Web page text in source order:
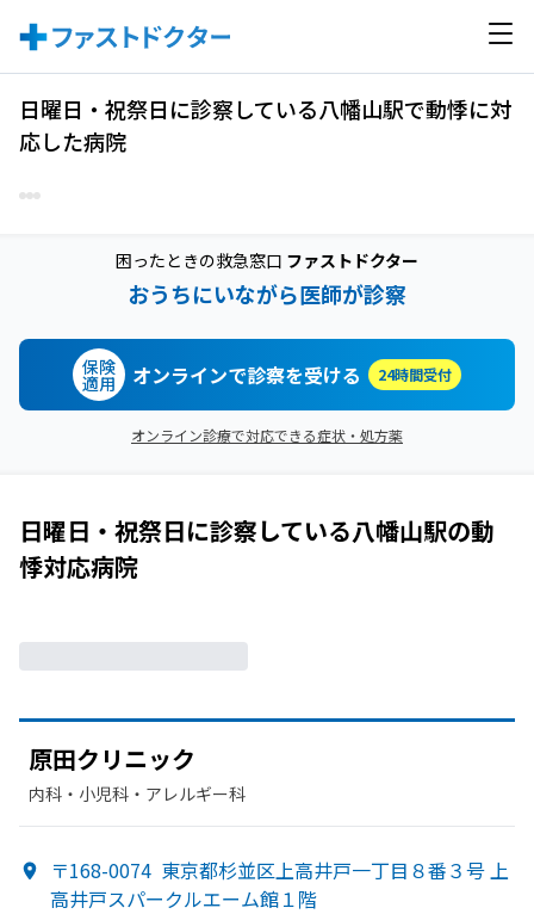
日曜日・祝祭日に診察している八幡山駅で動悸に対
応した病院
困ったときの救急窓口 ファストドクター
おうちにいながら医師が診察
保険
適用 オンラインで診察を受ける 24時間受付
オンライン診療で対応できる症状・処方薬
日曜日・祝祭日に診察している八幡山駅の動
悸対応病院
原田クリニック
内科・​小児科・​アレルギー科
〒168-0074 東京都杉並区上高井戸一丁目８番３号 上
高井戸スパークルエーム館１階